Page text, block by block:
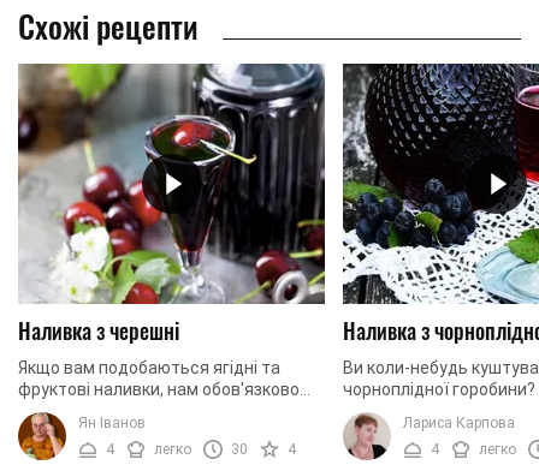
Схожі рецепти
Наливка з черешні
Якщо вам подобаються ягідні та
фруктові наливки, нам обов'язково
варто скуштувати наливку з черешні.
Приготувати цей ароматний напій ви
можете, ...
Ян Іванов
4
легко 30 4
Наливка з
Ви коли-небудь
чорноплідної
ситуацію можна
ми хочемо
рецепт ...
Лариса Карпова
4
легко